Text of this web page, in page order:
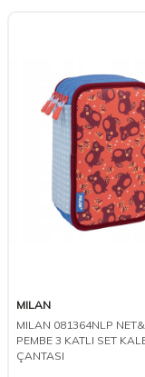
MILAN
MILAN 081364NLP
PEMBE 3 KATLI SET
ÇANTASI